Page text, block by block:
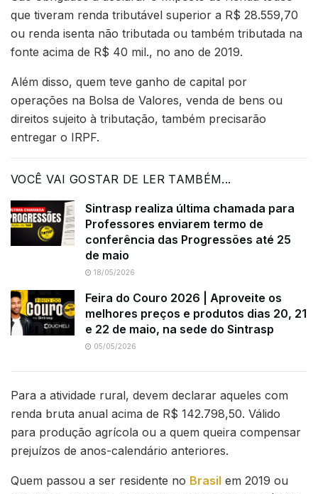
que tiveram renda tributável superior a R$ 28.559,70
ou renda isenta não tributada ou também tributada na
fonte acima de R$ 40 mil., no ano de 2019.
Além disso, quem teve ganho de capital por
operações na Bolsa de Valores, venda de bens ou
direitos sujeito à tributação, também precisarão
entregar o IRPF.
VOCÊ VAI GOSTAR DE LER TAMBÉM...
Sintrasp realiza última chamada para
Professores enviarem termo de
conferência das Progressões até 25
de maio
18/05/2026
Feira do Couro 2026 | Aproveite os
melhores preços e produtos dias 20, 21
e 22 de maio, na sede do Sintrasp
05/05/2026
Para a atividade rural, devem declarar aqueles com
renda bruta anual acima de R$ 142.798,50. Válido
para produção agrícola ou a quem queira compensar
prejuízos de anos-calendário anteriores.
Quem passou a ser residente no Brasil em 2019 ou